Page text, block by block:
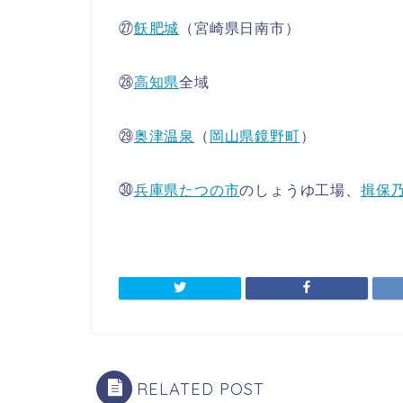
㉗飫肥城 （宮崎県日南市）
㉘高知県全域
㉙奥津温泉 （ 岡山県鏡野町）
㉚兵庫県たつの市のしょうゆ工場、 揖保
RELATED POST